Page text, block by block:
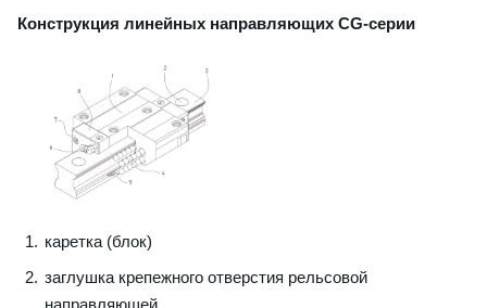
Конструкция линейных направляющих CG-серии
каретка (блок)
заглушка крепежного отверстия рельсовой
направляющей